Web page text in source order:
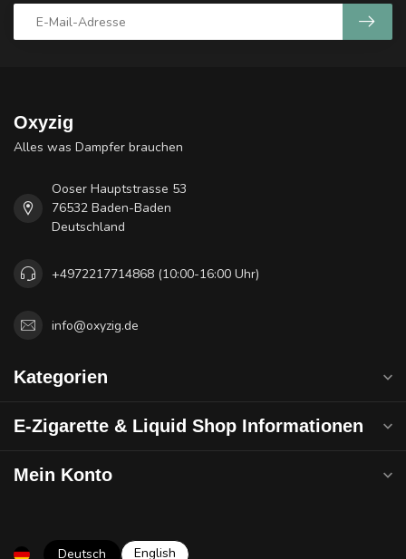
Oxyzig
Alles was Dampfer brauchen
Ooser Hauptstrasse 53
76532 Baden-Baden
Deutschland
+4972217714868 (10:00-16:00 Uhr)
info@oxyzig.de
Kategorien
E-Zigarette & Liquid Shop Informationen
Mein Konto
Deutsch English